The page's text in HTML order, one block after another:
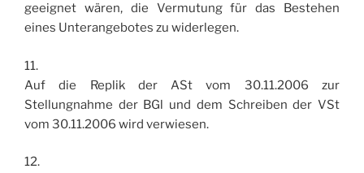
geeignet wären, die Vermutung für das Bestehen
eines Unterangebotes zu widerlegen.
11.
Auf die Replik der ASt vom 30.11.2006 zur
Stellungnahme der BGl und dem Schreiben der VSt
vom 30.11.2006 wird verwiesen.
12.